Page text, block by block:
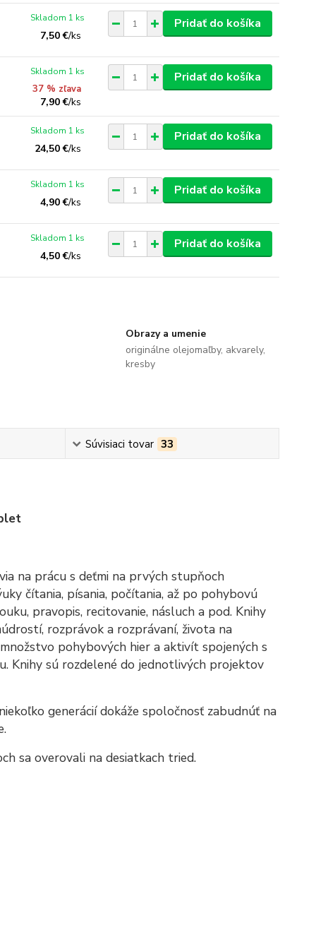
7,50 €/ks
Skladom 1 ks Pridať do košíka
37 % zľava
7,90 €/ks
Skladom 1 ks Pridať do košíka
24,50 €/ks
Skladom 1 ks Pridať do košíka
4,90 €/ks
Skladom 1 ks Pridať do košíka
4,50 €/ks
Skladom 1 ks Pridať do košíka
Obrazy a umenie
originálne olejomaľby, akvarely,
kresby
Súvisiaci tovar 33
na prácu s deťmi na prvých stupňoch
čítania, písania, počítania, až po pohybovú
pravopis, recitovanie, násluch a pod. Knihy
rozprávok a rozprávaní, života na
pohybových hier a aktivít spojených s
Knihy sú rozdelené do jednotlivých projektov
generácií dokáže spoločnosť zabudnúť na
sa overovali na desiatkach tried.